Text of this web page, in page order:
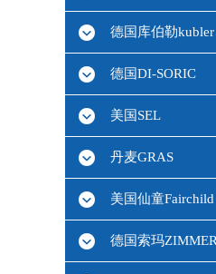
德国库伯勒kubler
德国DI-SORIC
美国SEL
丹麦GRAS
美国仙童Fairchild
德国索玛ZIMMER